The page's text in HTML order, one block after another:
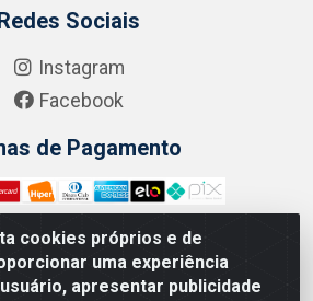
cookies próprios e de
uma experiência
apresentar publicidade
Sociais
Instagram
Facebook
de Pagamento
Jean Emile Favre, 746 - Ipsep,